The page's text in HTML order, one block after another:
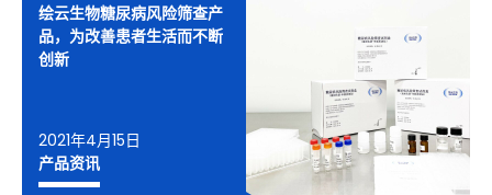
绘云生物糖尿病风险筛查产
品，为改善患者生活而不断
创新
产品资讯
2021年4月15日